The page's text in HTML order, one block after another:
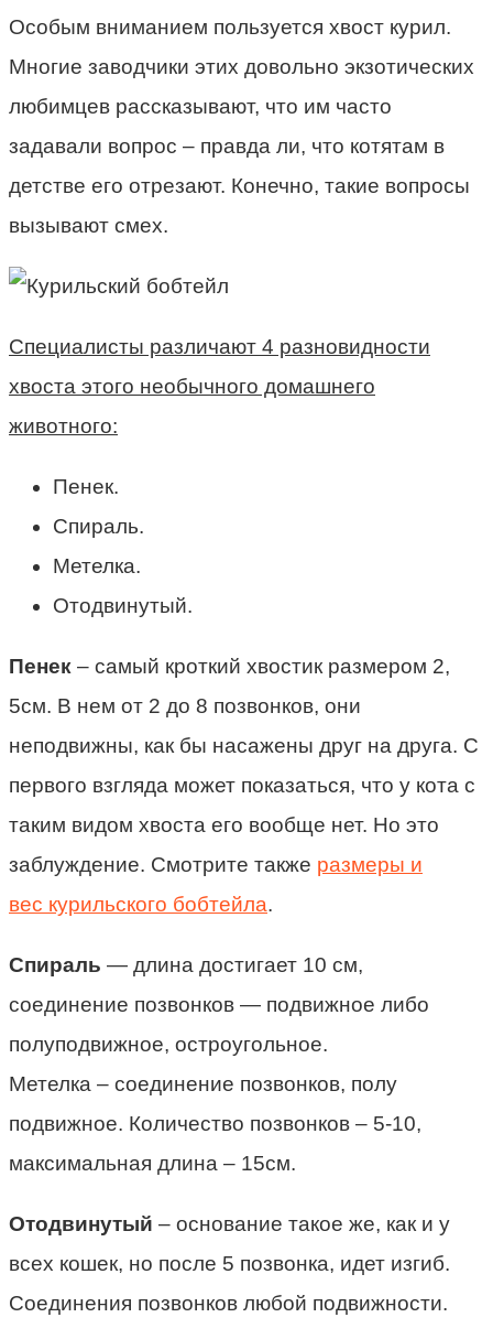
Особым вниманием пользуется хвост курил.
Многие заводчики этих довольно экзотических
любимцев рассказывают, что им часто
задавали вопрос – правда ли, что котятам в
детстве его отрезают. Конечно, такие вопросы
вызывают смех.
Специалисты различают 4 разновидности
хвоста этого необычного домашнего
животного:
Пенек.
Спираль.
Метелка.
Отодвинутый.
Пенек – самый кроткий хвостик размером 2,
5см. В нем от 2 до 8 позвонков, они
неподвижны, как бы насажены друг на друга. С
первого взгляда может показаться, что у кота с
таким видом хвоста его вообще нет. Но это
заблуждение. Смотрите также размеры и
вес курильского бобтейла.
Спираль — длина достигает 10 см,
соединение позвонков — подвижное либо
полуподвижное, остроугольное.
Метелка – соединение позвонков, полу
подвижное. Количество позвонков – 5-10,
максимальная длина – 15см.
Отодвинутый – основание такое же, как и у
всех кошек, но после 5 позвонка, идет изгиб.
Соединения позвонков любой подвижности.